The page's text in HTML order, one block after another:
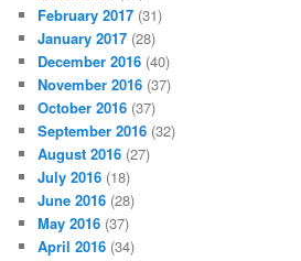
February 2017 (31)
January 2017 (28)
December 2016 (40)
November 2016 (37)
October 2016 (37)
September 2016 (32)
August 2016 (27)
July 2016 (18)
June 2016 (28)
May 2016 (37)
April 2016 (34)